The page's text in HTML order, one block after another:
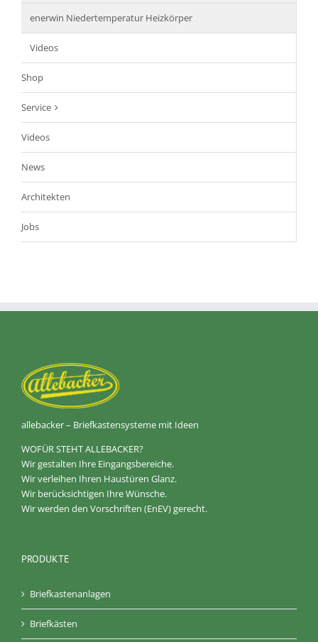
enerwin Niedertemperatur Heizkörper
Videos
Shop
Service
Videos
News
Architekten
Jobs
allebacker – Briefkastensysteme mit Ideen
WOFÜR STEHT ALLEBACKER?
Wir gestalten Ihre Eingangsbereiche.
Wir verleihen Ihren Haustüren Glanz.
Wir berücksichtigen Ihre Wünsche.
Wir werden den Vorschriften (EnEV) gerecht.
PRODUKTE
Briefkastenanlagen
Briefkästen